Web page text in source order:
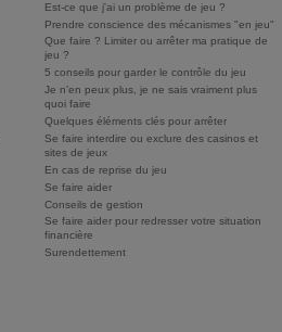
Est-ce que j'ai un problème de jeu ?
Prendre conscience des mécanismes "en jeu"
Que faire ? Limiter ou arrêter ma pratique de
jeu ?
5 conseils pour garder le contrôle du jeu
Je n’en peux plus, je ne sais vraiment plus
quoi faire
Quelques éléments clés pour arrêter
Se faire interdire ou exclure des casinos et
sites de jeux
En cas de reprise du jeu
Se faire aider
Conseils de gestion
Se faire aider pour redresser votre situation
financière
Surendettement